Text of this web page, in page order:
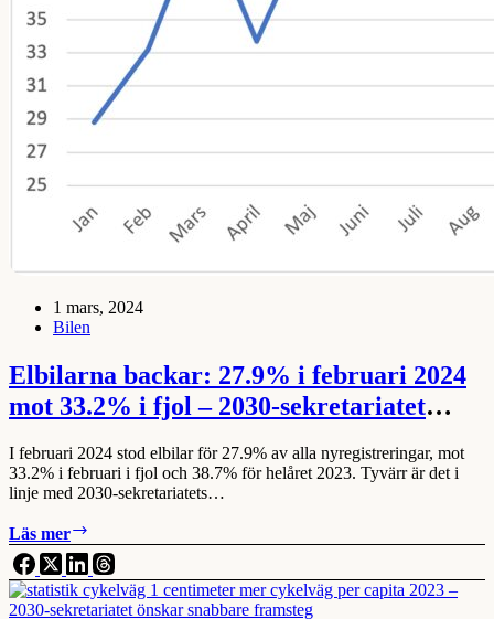
1 mars, 2024
Bilen
Elbilarna backar: 27.9% i februari 2024
mot 33.2% i fjol – 2030-sekretariatet
I februari 2024 stod elbilar för 27.9% av alla nyregistreringar, mot
33.2% i februari i fjol och 38.7% för helåret 2023. Tyvärr är det i
linje med 2030-sekretariatets…
Läs mer
backar:
27.9%
i
februari